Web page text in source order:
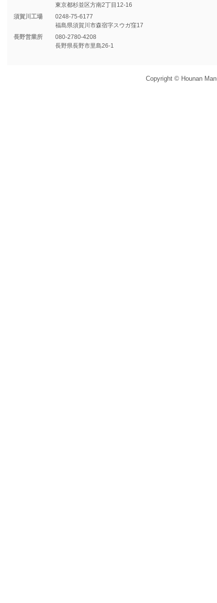
東京都杉並区方南2丁目12-16
須賀川工場
0248-75-6177
福島県須賀川市森宿字スウガ窪17
長野営業所
080-2780-4208
長野県長野市里島26-1
Copyright © Hounan